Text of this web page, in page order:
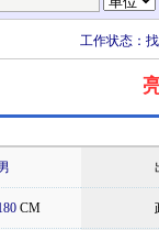
工作状态：
CM